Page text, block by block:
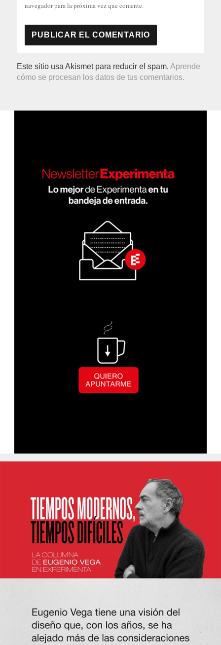
navegador para la próxima vez que comente.
Este sitio usa Akismet para reducir el spam.Aprende
cómo se procesan los datos de tus comentarios.